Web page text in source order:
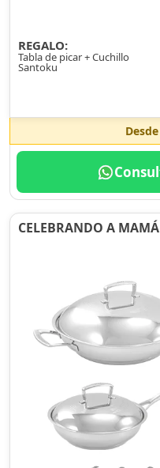
REGALO:
Tabla de picar + Cuchillo
Santoku
Desde
CELEBRANDO A